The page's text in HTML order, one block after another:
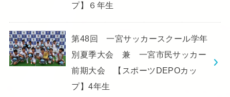
プ】６年生
第48回 一宮サッカースクール学年
別夏季大会 兼 一宮市民サッカー
前期大会 【スポーツDEPOカッ
プ】4年生